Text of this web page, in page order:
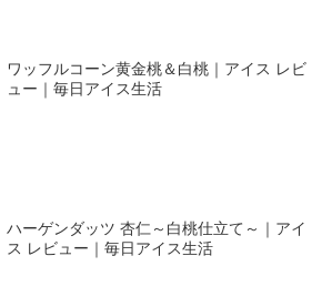
ワッフルコーン黄金桃＆白桃｜アイス レビ
ュー｜毎日アイス生活
ハーゲンダッツ 杏仁～白桃仕立て～｜アイ
ス レビュー｜毎日アイス生活